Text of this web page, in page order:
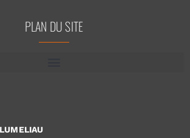
PLAN DU SITE